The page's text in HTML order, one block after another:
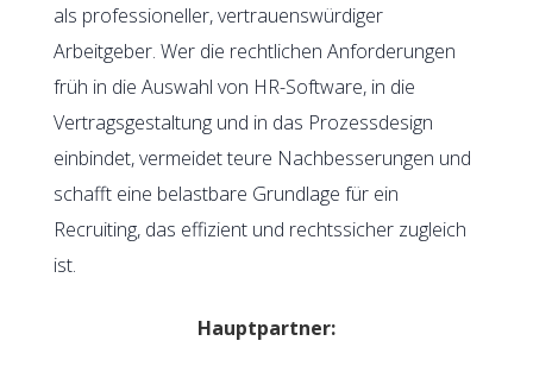
als professioneller, vertrauenswürdiger
Arbeitgeber. Wer die rechtlichen Anforderungen
früh in die Auswahl von HR-Software, in die
Vertragsgestaltung und in das Prozessdesign
einbindet, vermeidet teure Nachbesserungen und
schafft eine belastbare Grundlage für ein
Recruiting, das effizient und rechtssicher zugleich
ist.
Hauptpartner: